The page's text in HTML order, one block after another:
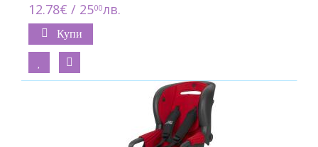
12.78€ / 2500лв.
Купи